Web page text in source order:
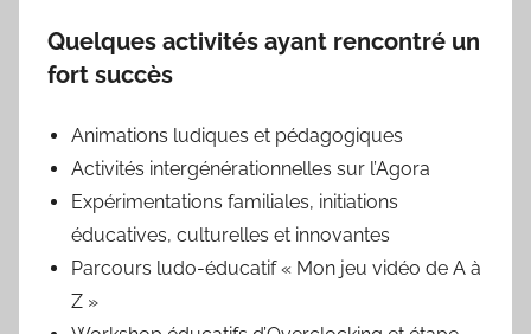
Quelques activités ayant rencontré un
fort succès
Animations ludiques et pédagogiques
Activités intergénérationnelles sur l’Agora
Expérimentations familiales, initiations
éducatives, culturelles et innovantes
Parcours ludo-éducatif « Mon jeu vidéo de A à
Z »